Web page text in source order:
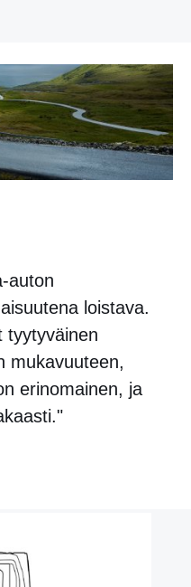
auton
loistava.
tyytyväinen
mukavuuteen,
erinomainen, ja